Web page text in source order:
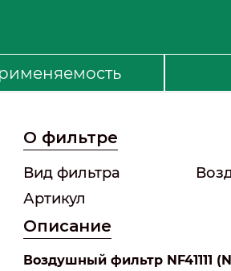
О фильтре
Вид фильтра
Артикул
Описание
Воздушный фильтр NF41111